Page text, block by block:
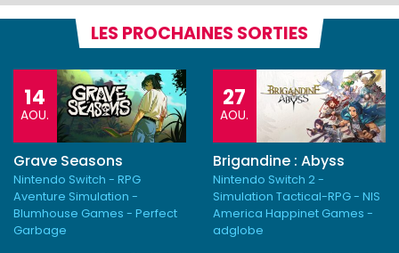
LES PROCHAINES SORTIES
14
AOU.
Grave Seasons
Nintendo Switch - RPG
Aventure Simulation -
Blumhouse Games - Perfect
Garbage
27
AOU.
Brigandine : Abyss
Nintendo Switch 2 -
Simulation Tactical-RPG - NIS
America Happinet Games -
adglobe